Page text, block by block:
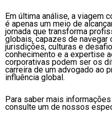
Em última análise, a viagem
é apenas um meio de
jornada que transforma
globais, capazes de
jurisdições, culturas e
conhecimento e a expertise
corporativas podem ser os
carreira de um advogado ao
influência global.
Para saber mais
consulte um de nossos